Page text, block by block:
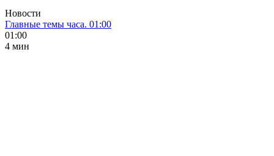
Новости
Главные темы часа. 01:00
01:00
4 мин